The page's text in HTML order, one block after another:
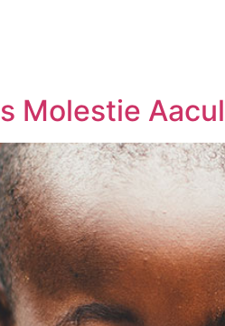
Molestie